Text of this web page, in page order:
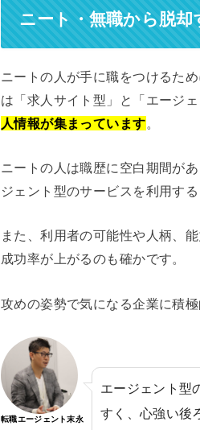
ニート・無職から脱
ニートの人が手に職をつけるた
は「求人サイト型」と「エージ
人情報が集まっています
ニートの人は職歴に空白期間が
ジェント型のサービスを利用す
また、利用者の可能性や人柄、
成功率が上がるのも確かです。
攻めの姿勢で気になる企業に積
転職エージェント末永
エージェント型
すく、心強い後